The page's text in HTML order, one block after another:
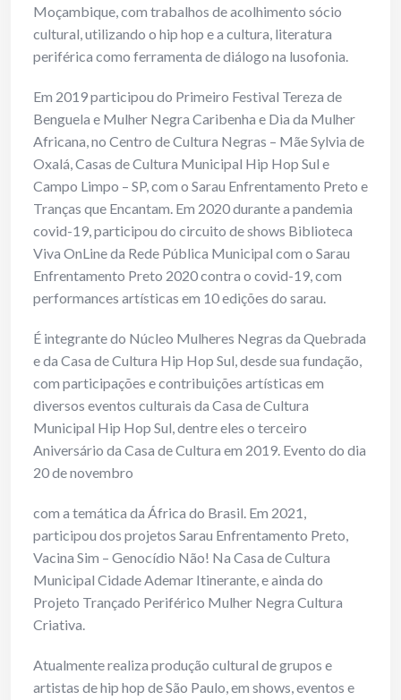
Moçambique, com trabalhos de acolhimento sócio
cultural, utilizando o hip hop e a cultura, literatura
periférica como ferramenta de diálogo na lusofonia.
Em 2019 participou do Primeiro Festival Tereza de
Benguela e Mulher Negra Caribenha e Dia da Mulher
Africana, no Centro de Cultura Negras – Mãe Sylvia de
Oxalá, Casas de Cultura Municipal Hip Hop Sul e
Campo Limpo – SP, com o Sarau Enfrentamento Preto e
Tranças que Encantam. Em 2020 durante a pandemia
covid-19, participou do circuito de shows Biblioteca
Viva OnLine da Rede Pública Municipal com o Sarau
Enfrentamento Preto 2020 contra o covid-19, com
performances artísticas em 10 edições do sarau.
É integrante do Núcleo Mulheres Negras da Quebrada
e da Casa de Cultura Hip Hop Sul, desde sua fundação,
com participações e contribuições artísticas em
diversos eventos culturais da Casa de Cultura
Municipal Hip Hop Sul, dentre eles o terceiro
Aniversário da Casa de Cultura em 2019. Evento do dia
20 de novembro
com a temática da África do Brasil. Em 2021,
participou dos projetos Sarau Enfrentamento Preto,
Vacina Sim – Genocídio Não! Na Casa de Cultura
Municipal Cidade Ademar Itinerante, e ainda do
Projeto Trançado Periférico Mulher Negra Cultura
Criativa.
Atualmente realiza produção cultural de grupos e
artistas de hip hop de São Paulo, em shows, eventos e